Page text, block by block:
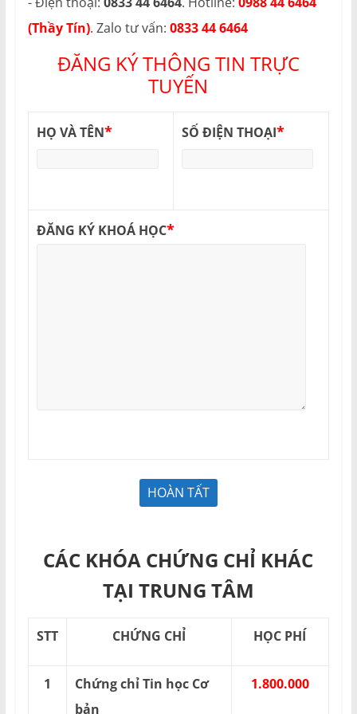
(Thầy Tín). Zalo tư vấn: 0833 44 6464
ĐĂNG KÝ THÔNG TIN TRỰC
TUYẾN
HỌ VÀ TÊN* SỐ ĐIỆN THOẠI*
ĐĂNG KÝ KHOÁ HỌC*
CÁC KHÓA CHỨNG CHỈ KHÁC
TẠI TRUNG TÂM
STT CHỨNG CHỈ HỌC PHÍ
1
Chứng chỉ Tin học Cơ
bản
1.800.000